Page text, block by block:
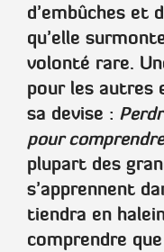
d’embûches et
qu’elle
volonté rare.
pour les autres
sa devise :
pour
plupart des
s’apprennent
tiendra en
comprendre